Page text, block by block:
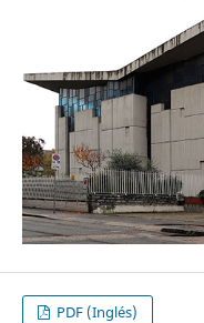
PDF (Inglés)